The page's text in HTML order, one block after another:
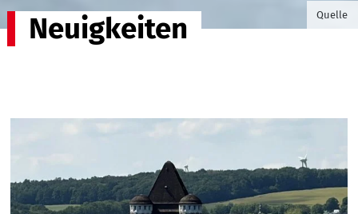
©Foto
Quelle
Neuigkeiten